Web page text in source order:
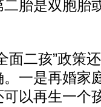
胎是双胞胎
二孩”政策
一是再婚家
以再生一个